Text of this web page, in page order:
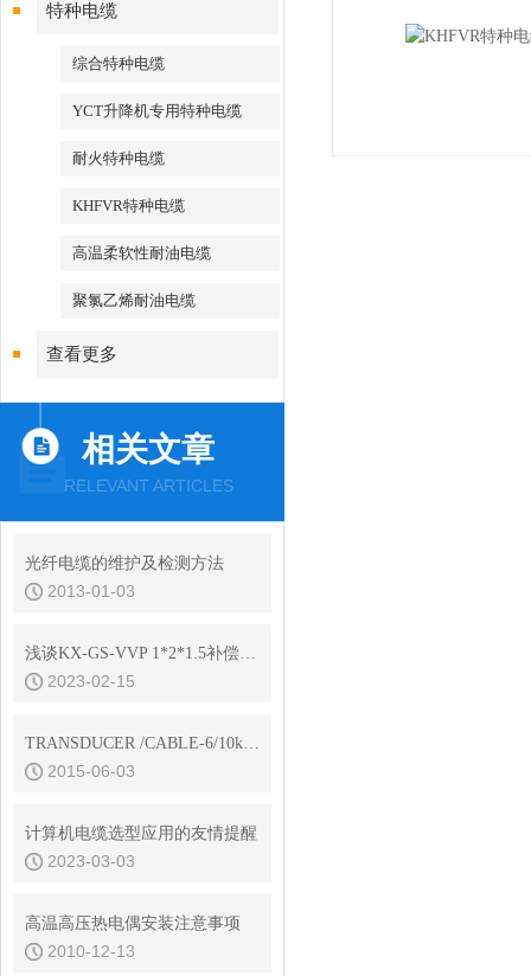
特种电缆
综合特种电缆
YCT升降机专用特种电缆
耐火特种电缆
KHFVR特种电缆
高温柔软性耐油电缆
聚氯乙烯耐油电缆
查看更多
相关文章
RELEVANT ARTICLES
光纤电缆的维护及检测方法
2013-01-03
浅谈KX-GS-VVP 1*2*1.5补偿导线规格型号
2023-02-15
TRANSDUCER /CABLE-6/10kV变频电缆
2015-06-03
计算机电缆选型应用的友情提醒
2023-03-03
高温高压热电偶安装注意事项
2010-12-13